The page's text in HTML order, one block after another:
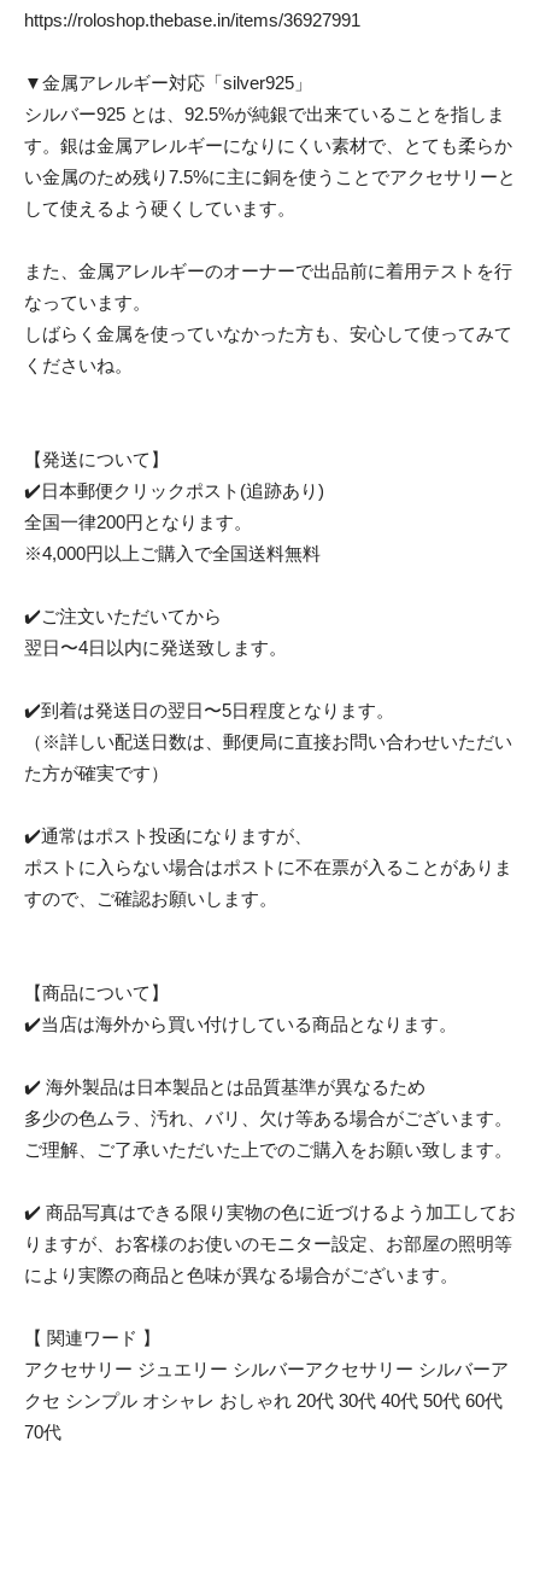
https://roloshop.thebase.in/items/36927991
▼金属アレルギー対応「silver925」
シルバー925 とは、92.5%が純銀で出来ていることを指しま
す。銀は金属アレルギーになりにくい素材で、とても柔らか
い金属のため残り7.5%に主に銅を使うことでアクセサリーと
して使えるよう硬くしています。
また、金属アレルギーのオーナーで出品前に着用テストを行
なっています。
しばらく金属を使っていなかった方も、安心して使ってみて
くださいね。
【発送について】
✔️日本郵便クリックポスト(追跡あり)
全国一律200円となります。
※4,000円以上ご購入で全国送料無料
✔️ご注文いただいてから
翌日〜4日以内に発送致します。
✔️到着は発送日の翌日〜5日程度となります。
（※詳しい配送日数は、郵便局に直接お問い合わせいただい
た方が確実です）
✔️通常はポスト投函になりますが、
ポストに入らない場合はポストに不在票が入ることがありま
すので、ご確認お願いします。
【商品について】
✔️当店は海外から買い付けしている商品となります。
✔️ 海外製品は日本製品とは品質基準が異なるため
多少の色ムラ、汚れ、バリ、欠け等ある場合がございます。
ご理解、ご了承いただいた上でのご購入をお願い致します。
✔️ 商品写真はできる限り実物の色に近づけるよう加工してお
りますが、お客様のお使いのモニター設定、お部屋の照明等
により実際の商品と色味が異なる場合がございます。
【 関連ワード 】
アクセサリー ジュエリー シルバーアクセサリー シルバーア
クセ シンプル オシャレ おしゃれ 20代 30代 40代 50代 60代
70代